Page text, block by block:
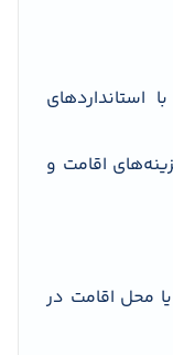
اقامت و
محل اقامت در